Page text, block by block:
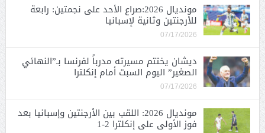
مونديال 2026:صراع الأحد على نجمتين: رابعة
للأرجنتين وثانية لإسبانيا
07/17/2026
ديشان يختتم مسيرته مدرباً لفرنسا بـ”النهائي
الصغير” اليوم السبت أمام إنكلترا
07/17/2026
مونديال 2026: اللقب بين الأرجنتين وإسبانيا بعد
فوز الأولى على إنكلترا 2-1